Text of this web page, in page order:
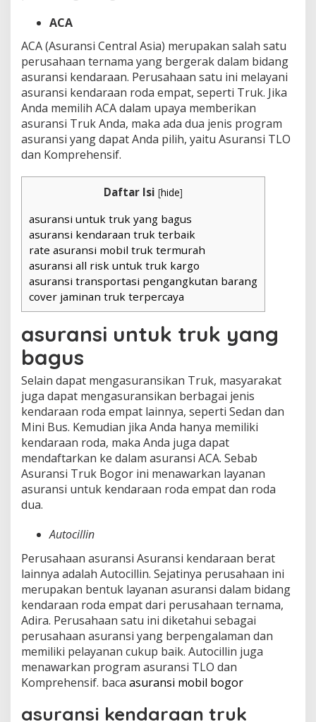
ACA
ACA (Asuransi Central Asia) merupakan salah satu
perusahaan ternama yang bergerak dalam bidang
asuransi kendaraan. Perusahaan satu ini melayani
asuransi kendaraan roda empat, seperti Truk. Jika
Anda memilih ACA dalam upaya memberikan
asuransi Truk Anda, maka ada dua jenis program
asuransi yang dapat Anda pilih, yaitu Asuransi TLO
dan Komprehensif.
Daftar Isi [hide]
asuransi untuk truk yang bagus
asuransi kendaraan truk terbaik
rate asuransi mobil truk termurah
asuransi all risk untuk truk kargo
asuransi transportasi pengangkutan barang
cover jaminan truk terpercaya
asuransi untuk truk yang
bagus
Selain dapat mengasuransikan Truk, masyarakat
juga dapat mengasuransikan berbagai jenis
kendaraan roda empat lainnya, seperti Sedan dan
Mini Bus. Kemudian jika Anda hanya memiliki
kendaraan roda, maka Anda juga dapat
mendaftarkan ke dalam asuransi ACA. Sebab
Asuransi Truk Bogor ini menawarkan layanan
asuransi untuk kendaraan roda empat dan roda
dua.
Autocillin
Perusahaan asuransi Asuransi kendaraan berat
lainnya adalah Autocillin. Sejatinya perusahaan ini
merupakan bentuk layanan asuransi dalam bidang
kendaraan roda empat dari perusahaan ternama,
Adira. Perusahaan satu ini diketahui sebagai
perusahaan asuransi yang berpengalaman dan
memiliki pelayanan cukup baik. Autocillin juga
menawarkan program asuransi TLO dan
Komprehensif. baca asuransi mobil bogor
asuransi kendaraan truk